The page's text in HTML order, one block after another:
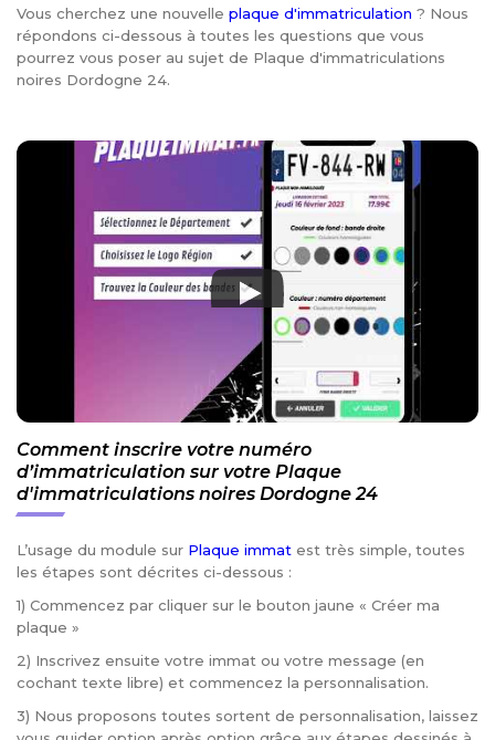
Vous cherchez une nouvelle plaque d'immatriculation ? Nous
répondons ci-dessous à toutes les questions que vous
pourrez vous poser au sujet de Plaque d'immatriculations
noires Dordogne 24.
Comment inscrire votre numéro
d’immatriculation sur votre Plaque
d'immatriculations noires Dordogne 24
L’usage du module sur Plaque immat est très simple, toutes
les étapes sont décrites ci-dessous :
1) Commencez par cliquer sur le bouton jaune « Créer ma
plaque »
2) Inscrivez ensuite votre immat ou votre message (en
cochant texte libre) et commencez la personnalisation.
3) Nous proposons toutes sortent de personnalisation, laissez